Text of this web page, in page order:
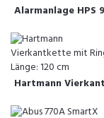
Alarmanlage HPS
Hartmann